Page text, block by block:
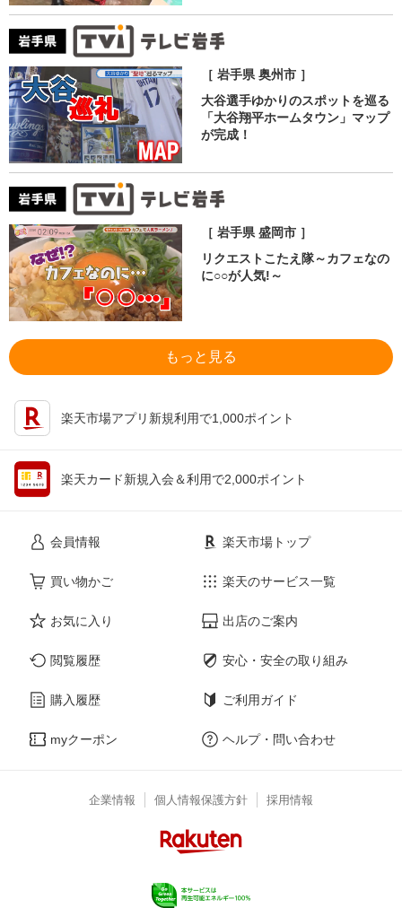
［ 岩手県 奥州市 ］
大谷選手ゆかりのスポットを巡る
「大谷翔平ホームタウン」マップ
が完成！
［ 岩手県 盛岡市 ］
リクエストこたえ隊～カフェなの
に○○が人気!～
もっと見る
楽天市場アプリ新規利用で1,000ポイント
楽天カード新規入会＆利用で2,000ポイント
会員情報
買い物かご
お気に入り
閲覧履歴
購入履歴
myクーポン
楽天市場トップ
楽天のサービス一覧
出店のご案内
安心・安全の取り組み
ご利用ガイド
ヘルプ・問い合わせ
企業情報 個人情報保護方針 採用情報